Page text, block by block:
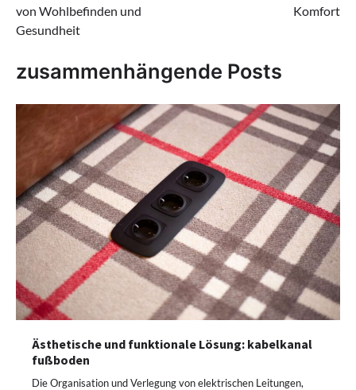
von Wohlbefinden und
Gesundheit
Komfort
zusammenhängende Posts
Ästhetische und funktionale Lösung: kabelkanal
fußboden
Die Organisation und Verlegung von elektrischen Leitungen,